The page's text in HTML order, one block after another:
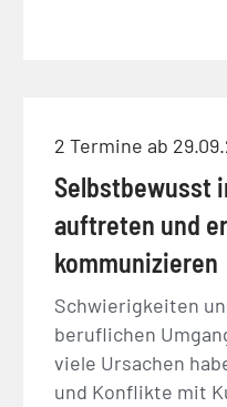
2 Termine ab
Selbstbewusst
auftreten und
kommunizieren
Schwierigkeiten
beruflichen
viele Ursachen
und Konflikte mit